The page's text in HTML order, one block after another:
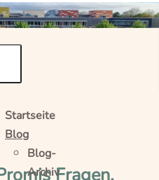
Startseite
Blog
Blog-
ArchivFragen,